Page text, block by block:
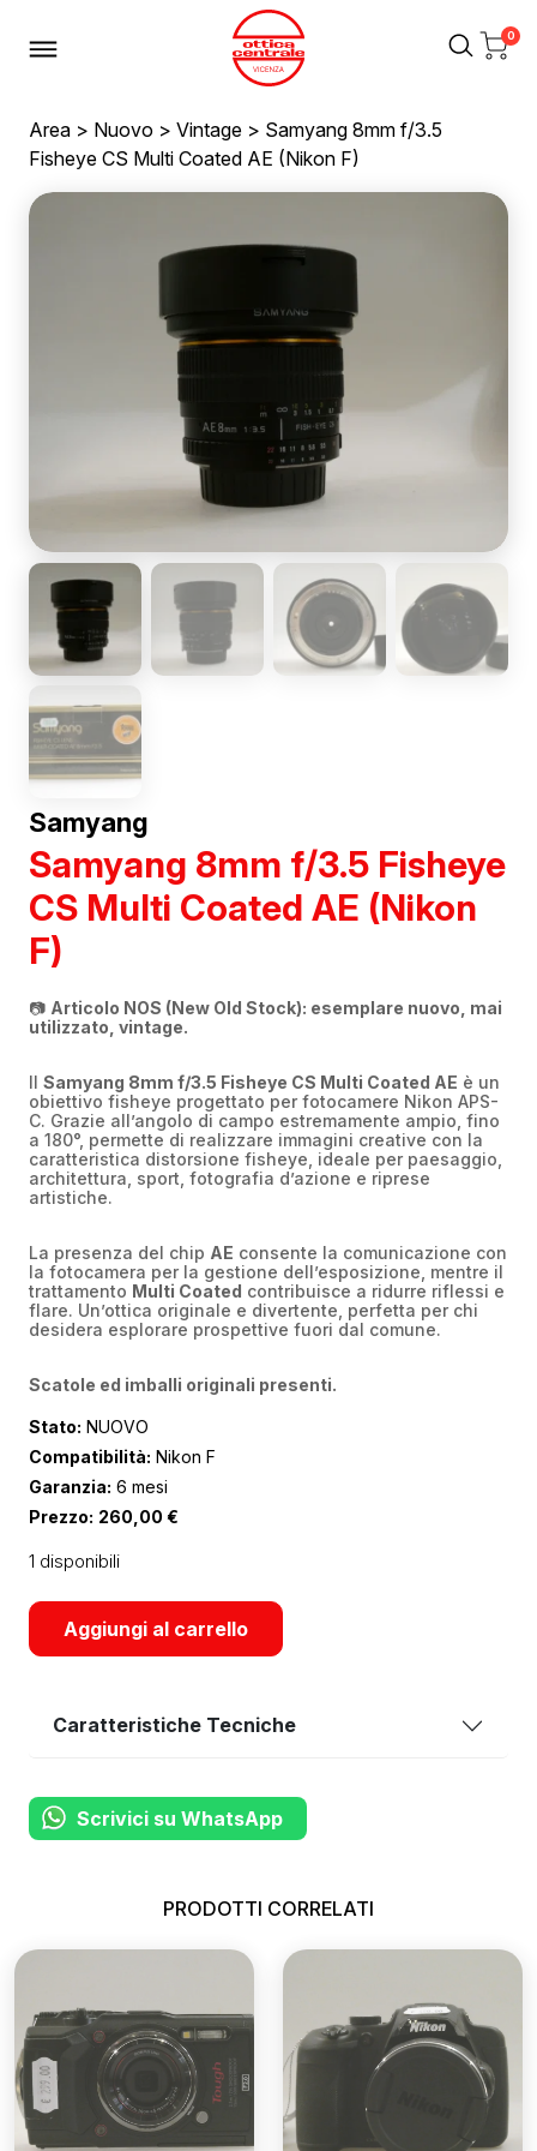
0
Area > Nuovo > Vintage > Samyang 8mm f/3.5
Fisheye CS Multi Coated AE (Nikon F)
Samyang
Samyang 8mm f/3.5 Fisheye
CS Multi Coated AE (Nikon
F)
📷 Articolo NOS (New Old Stock): esemplare nuovo, mai
utilizzato, vintage.
Il Samyang 8mm f/3.5 Fisheye CS Multi Coated AE è un
obiettivo fisheye progettato per fotocamere Nikon APS-
C. Grazie all’angolo di campo estremamente ampio, fino
a 180°, permette di realizzare immagini creative con la
caratteristica distorsione fisheye, ideale per paesaggio,
architettura, sport, fotografia d’azione e riprese
artistiche.
La presenza del chip AE consente la comunicazione con
la fotocamera per la gestione dell’esposizione, mentre il
trattamento Multi Coated contribuisce a ridurre riflessi e
flare. Un’ottica originale e divertente, perfetta per chi
desidera esplorare prospettive fuori dal comune.
Scatole ed imballi originali presenti.
Stato: NUOVO
Compatibilità: Nikon F
Garanzia: 6 mesi
Prezzo: 260,00 €
1 disponibili
Aggiungi al carrello
Caratteristiche Tecniche
Scrivici su WhatsApp
PRODOTTI CORRELATI